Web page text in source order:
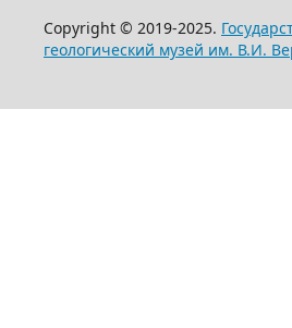
Copyright © 2019-2025.
геологический музей им. В.И.